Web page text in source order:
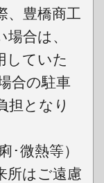
、豊橋商工
合は、
していた
合の駐車
担となり
･微熱等）
所はご遠慮